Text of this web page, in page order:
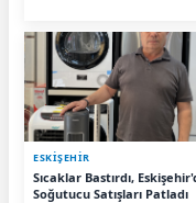
ESKIŞEHIR
Sıcaklar Bastırdı,
Soğutucu Satışları Patladı